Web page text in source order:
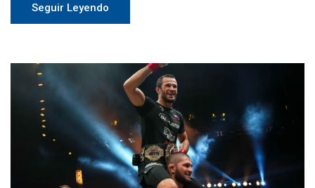
Seguir Leyendo